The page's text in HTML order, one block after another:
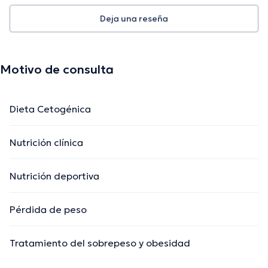
Deja una reseña
Motivo de consulta
Dieta Cetogénica
Nutrición clínica
Nutrición deportiva
Pérdida de peso
Tratamiento del sobrepeso y obesidad